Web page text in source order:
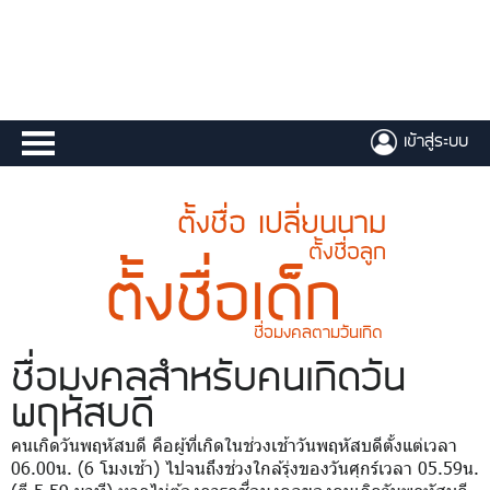
เข้าสู่ระบบ
ตั้งชื่อ เปลี่ยนนาม
ตั้งชื่อลูก
ตั้งชื่อเด็ก
ชื่อมงคลตามวันเกิด
ชื่อมงคลสำหรับคนเกิดวัน
พฤหัสบดี
คนเกิดวันพฤหัสบดี คือผู้ที่เกิดในช่วงเช้าวันพฤหัสบดีตั้งแต่เวลา
06.00น. (6 โมงเช้า) ไปจนถึงช่วงใกล้รุ่งของวันศุกร์เวลา 05.59น.